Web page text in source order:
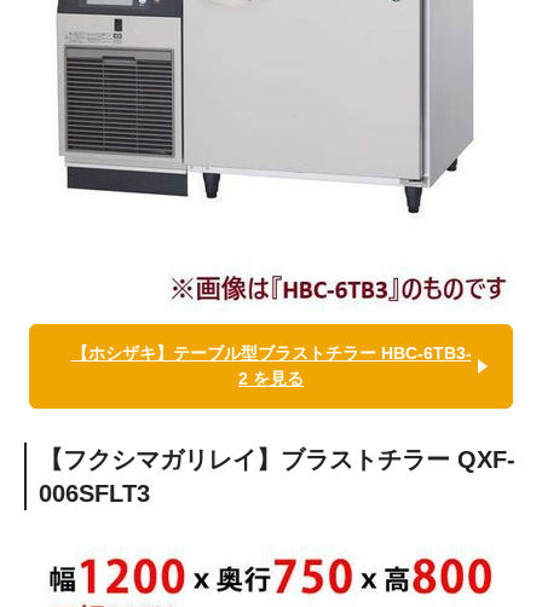
【ホシザキ】テーブル型ブラストチラー HBC-6TB3-
2 を見る
【フクシマガリレイ】ブラストチラー QXF-
006SFLT3